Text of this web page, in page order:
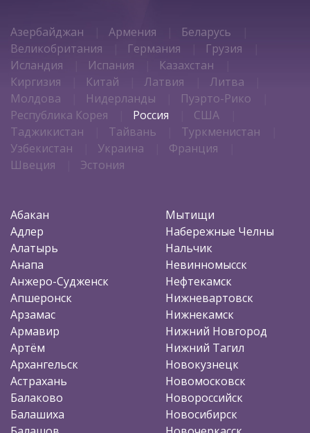
Азербайджан Армения
Беларусь
Великобритания
Германия
Грузия
Исландия
Испания
Казахстан
Киргизия
Китай Латвия
Литва
Молдова
Нидерланды
Пуэрто-Рико
Республика Корея
Россия
США
Таджикистан
Тайвань
Туркменистан
Узбекистан
Украина
Франция
Швеция
Эстония
Абакан
Адлер
Алатырь
Анапа
Анжеро-Судженск
Апшеронск
Арзамас
Армавир
Артём
Архангельск
Астрахань
Балаково
Балашиха
Мытищи
Набережные Челны
Нальчик
Невинномысск
Нефтекамск
Нижневартовск
Нижнекамск
Нижний Новгород
Нижний Тагил
Новокузнецк
Новомосковск
Новороссийск
Новосибирск